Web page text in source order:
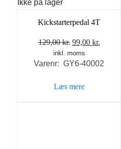
Ikke på lager
Kickstarterpedal 4T
129,00kr. Den
oprindelige
pris
129,00 kr..
99,00 kr.
pris
inkl. moms
Varenr: GY6-40002
Læs mere